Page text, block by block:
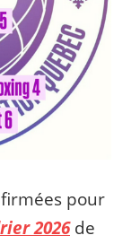
pour
2026de